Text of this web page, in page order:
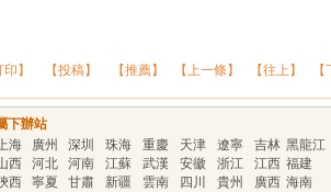
印】 【投稿】 【推薦】 【上一條】 【往上】
下辦站
海 廣州 深圳 珠海 重慶 天津 遼寧 吉林 黑龍江
西 河北 河南 江蘇 武漢 安徽 浙江 江西 福建
西 寧夏 甘肅 新疆 雲南 四川 貴州 廣西 海南